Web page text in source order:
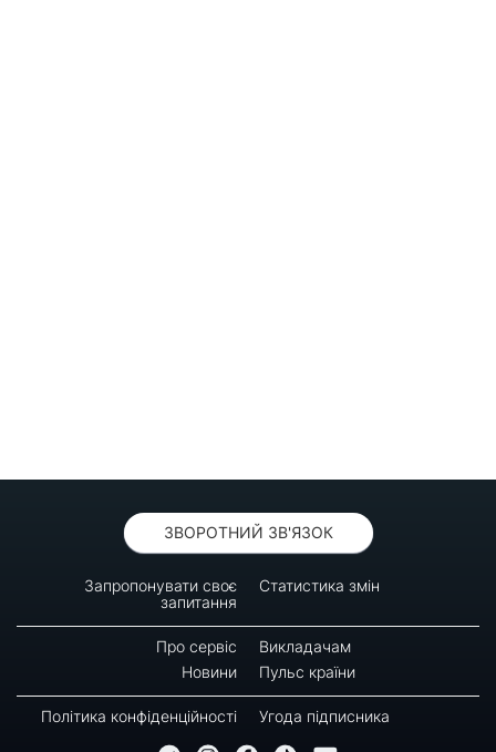
ЗВОРОТНИЙ ЗВ'ЯЗОК
Запропонувати своє
запитання
Статистика змін
Про сервіс
Викладачам
Новини
Пульс країни
Політика конфіденційності Угода підписника